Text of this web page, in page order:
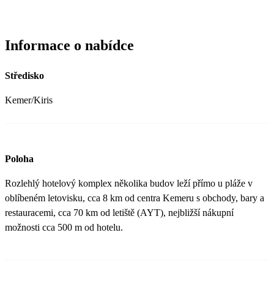
Informace o nabídce
Středisko
Kemer/Kiris
Poloha
Rozlehlý hotelový komplex několika budov leží přímo u pláže v
oblíbeném letovisku, cca 8 km od centra Kemeru s obchody, bary a
restauracemi, cca 70 km od letiště (AYT), nejbližší nákupní
možnosti cca 500 m od hotelu.